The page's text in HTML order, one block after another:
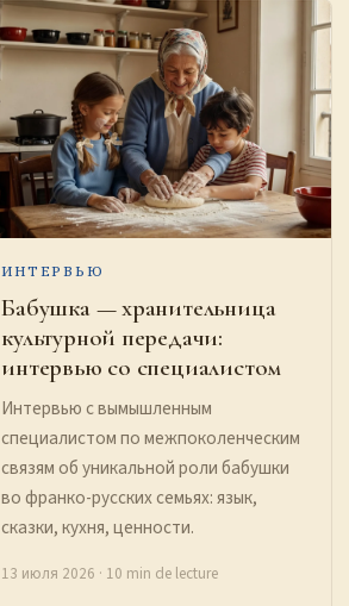
ИНТЕРВЬЮ
Бабушка — хранительница
культурной передачи:
интервью со специалистом
Интервью с вымышленным
специалистом по межпоколенческим
связям об уникальной роли бабушки
во франко-русских семьях: язык,
сказки, кухня, ценности.
13 июля 2026 · 10 min de lecture